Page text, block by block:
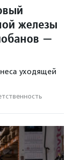
железы
—
уходящей